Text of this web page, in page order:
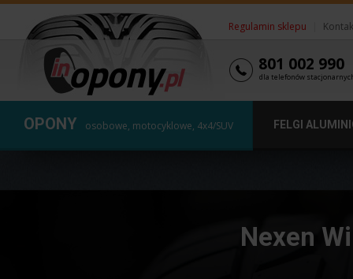
Regulamin sklepu
801 002 990
dla telefonów
OPONY osobowe, motocyklowe, 4x4/SUV FELGI
Nexen